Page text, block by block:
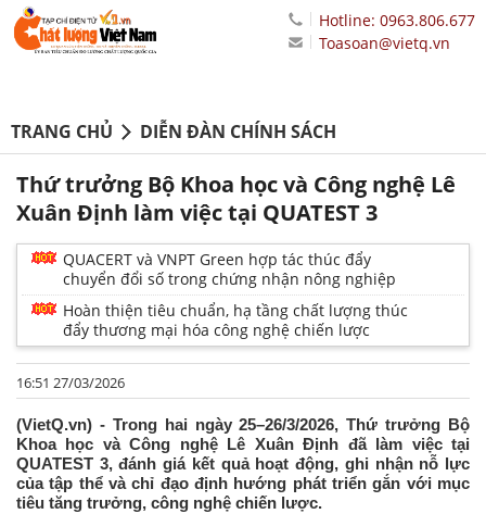
Hotline: 0963.806.677
Toasoan@vietq.vn
TRANG CHỦ DIỄN ĐÀN CHÍNH SÁCH
Thứ trưởng Bộ Khoa học và Công nghệ Lê
Xuân Định làm việc tại QUATEST 3
QUACERT và VNPT Green hợp tác thúc đẩy
chuyển đổi số trong chứng nhận nông nghiệp
Hoàn thiện tiêu chuẩn, hạ tầng chất lượng thúc
đẩy thương mại hóa công nghệ chiến lược
16:51 27/03/2026
(VietQ.vn) - Trong hai ngày 25–26/3/2026, Thứ trưởng Bộ
Khoa học và Công nghệ Lê Xuân Định đã làm việc tại
QUATEST 3, đánh giá kết quả hoạt động, ghi nhận nỗ lực
của tập thể và chỉ đạo định hướng phát triển gắn với mục
tiêu tăng trưởng, công nghệ chiến lược.